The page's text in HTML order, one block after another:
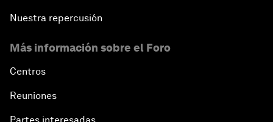
Nuestra repercusión
Más información sobre el Foro
Centros
Reuniones
Partes interesadas